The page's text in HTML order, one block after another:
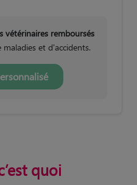
vétérinaires remboursés
maladies et d'accidents.
quoi